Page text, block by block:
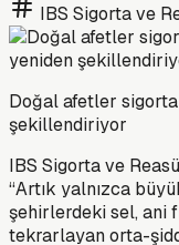
IBS Sigorta ve
Doğal afetler
şekillendiriyor
IBS Sigorta ve
“Artık yalnızca
şehirlerdeki sel, ani
tekrarlayan orta-